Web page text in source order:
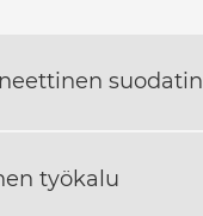
suodatin
työkalu